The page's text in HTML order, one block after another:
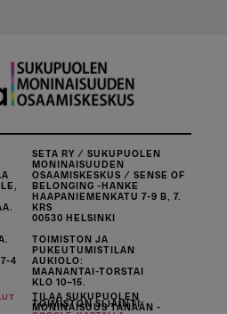
4
SETA RY / SUKUPUOLEN
MONINAISUUDEN
OSAAMISKESKUS / SENSE OF
BELONGING -HANKE
HAAPANIEMENKATU 7-9 B, 7.
KRS
00530 HELSINKI
TOIMISTON JA
PUKEUTUMISTILAN
AUKIOLO:
MAANANTAI-TORSTAI
KLO 10–15.
TOIMISTON SIJAINTI
TILAA SUKUPUOLEN
MONINAISUUS TÄNÄÄN -